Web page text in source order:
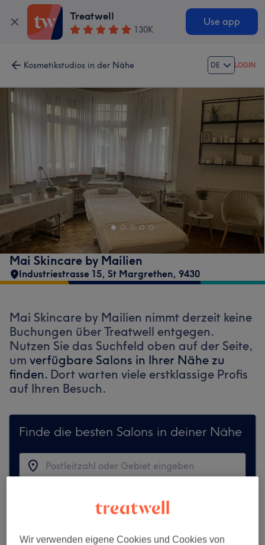
Treatwell
130K
Use app
Kosmetikstudios in der Nähe DE LOGIN
Mai Skincare by Mailien
Industriestrasse 15, St Margrethen, 9430
Mai Skincare by Mailien nimmt derzeit keine
Buchungen über Treatwell entgegen.
Nutzen Sie das Suchfeld oben auf der Seite,
um verfügbare Salons in Ihrer Nähe zu
finden. Dort warten viele erstklassige Profis
auf Ihren Besuch.
Finde die besten Salons in deiner Nähe
Auf Treatwell finden
Wir verwenden eigene Cookies und Cookies von